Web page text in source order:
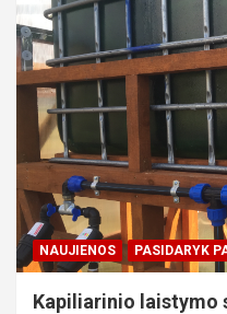
NAUJIENOS PASIDARYK
Kapiliarinio laistymo